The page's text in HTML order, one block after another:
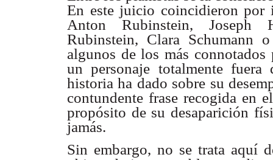
En este juicio coincidieron por
Anton Rubinstein, Joseph
Rubinstein, Clara Schumann
algunos de los más
un personaje totalmente
historia ha dado sobre su
contundente frase recogida en
propósito de su desaparición
jamás.
Sin embargo, no se trata aquí